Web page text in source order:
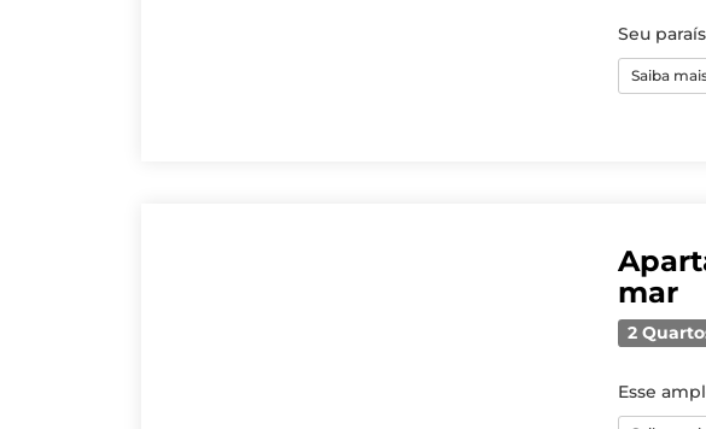
Seu
Saiba
mar
2
Esse